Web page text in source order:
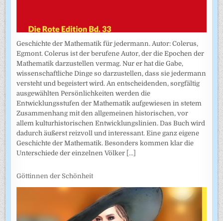
Geschichte der Mathematik für jedermann. Autor: Colerus,
Egmont. Colerus ist der berufene Autor, der die Epochen der
Mathematik darzustellen vermag. Nur er hat die Gabe,
wissenschaftliche Dinge so darzustellen, dass sie jedermann
versteht und begeistert wird. An entscheidenden, sorgfältig
ausgewählten Persönlichkeiten werden die
Entwicklungsstufen der Mathematik aufgewiesen in stetem
Zusammenhang mit den allgemeinen historischen, vor
allem kulturhistorischen Entwicklungslinien. Das Buch wird
dadurch äußerst reizvoll und interessant. Eine ganz eigene
Geschichte der Mathematik. Besonders kommen klar die
Unterschiede der einzelnen Völker [...]
Göttinnen der Schönheit